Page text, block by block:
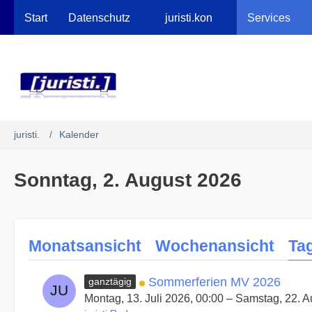
Start Datenschutz juristi.kon Services
juristi. Kalender
Sonntag, 2. August 2026
Monatsansicht Wochenansicht
ganztägig Sommerferien MV 2026
Montag, 13. Juli 2026, 00:00 – Samstag, 22.